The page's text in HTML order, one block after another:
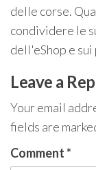
delle corse.
condividere le
dell'eShop e
Leave a
Your email
fields are
Comment*